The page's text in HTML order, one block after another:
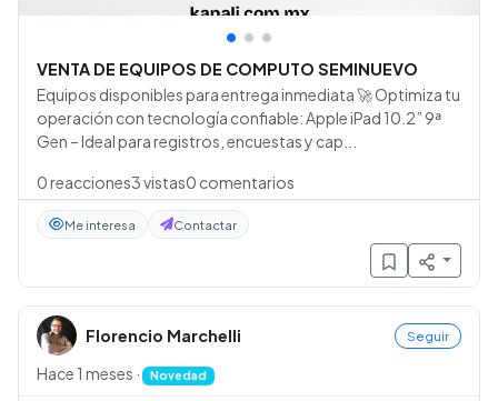
• • •
VENTA DE EQUIPOS DE COMPUTO SEMINUEVO
Equipos disponibles para entrega inmediata 🚀 Optimiza tu
operación con tecnología confiable: Apple iPad 10.2” 9ª
Gen – Ideal para registros, encuestas y cap...
0reacciones3vistas0 comentarios
Me interesa Contactar
Florencio Marchelli Seguir
Hace 1 meses · Novedad